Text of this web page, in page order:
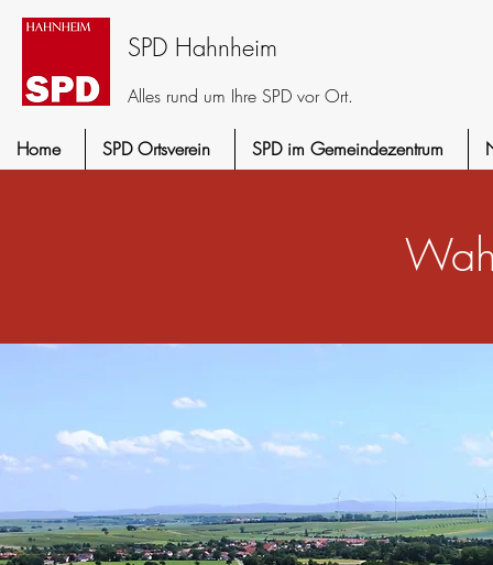
SPD Hahnheim
Alles rund um Ihre SPD vor Ort.
Home SPD Ortsverein SPD im Gemeindezentrum